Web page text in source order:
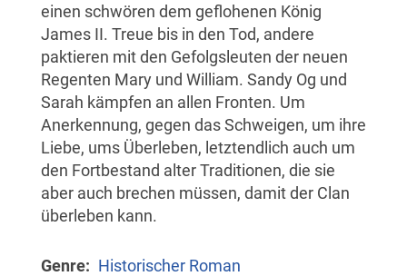
einen schwören dem geflohenen König
James II. Treue bis in den Tod, andere
paktieren mit den Gefolgsleuten der neuen
Regenten Mary und William. Sandy Og und
Sarah kämpfen an allen Fronten. Um
Anerkennung, gegen das Schweigen, um ihre
Liebe, ums Überleben, letztendlich auch um
den Fortbestand alter Traditionen, die sie
aber auch brechen müssen, damit der Clan
überleben kann.
Genre
Historischer Roman